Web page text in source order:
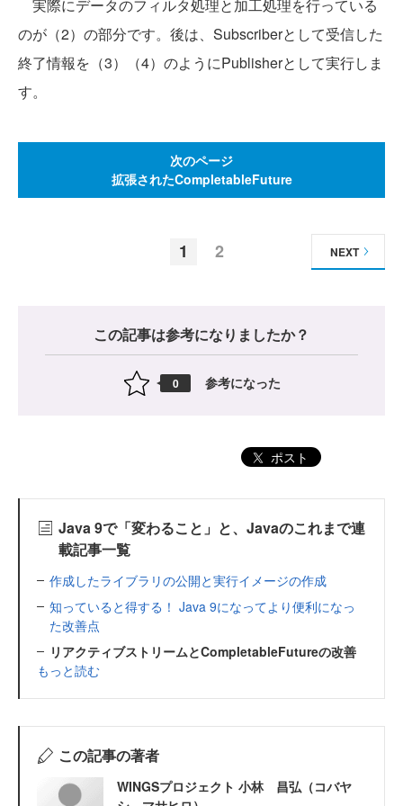
実際にデータのフィルタ処理と加工処理を行っている
のが（2）の部分です。後は、Subscriberとして受信した
終了情報を（3）（4）のようにPublisherとして実行しま
す。
次のページ
拡張されたCompletableFuture
1 2 NEXT
この記事は参考になりましたか？
0 参考になった
ポスト
Java 9で「変わること」と、Javaのこれまで連
載記事一覧
作成したライブラリの公開と実行イメージの作成
知っていると得する！ Java 9になってより便利になっ
た改善点
リアクティブストリームとCompletableFutureの改善
もっと読む
この記事の著者
WINGSプロジェクト 小林 昌弘（コバヤ